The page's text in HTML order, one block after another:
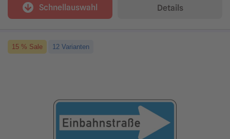
Schnellauswahl Details
15 % Sale 12 Varianten